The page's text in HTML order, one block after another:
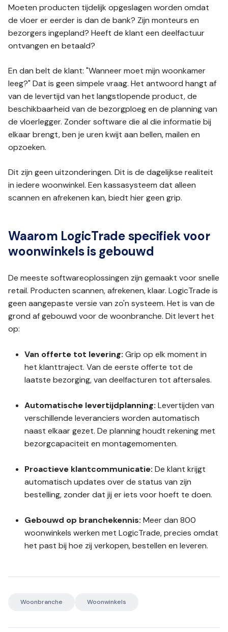
Moeten producten tijdelijk opgeslagen worden omdat
de vloer er eerder is dan de bank? Zijn monteurs en
bezorgers ingepland? Heeft de klant een deelfactuur
ontvangen en betaald?
En dan belt de klant: "Wanneer moet mijn woonkamer
leeg?" Dat is geen simpele vraag. Het antwoord hangt af
van de levertijd van het langstlopende product, de
beschikbaarheid van de bezorgploeg en de planning van
de vloerlegger. Zonder software die al die informatie bij
elkaar brengt, ben je uren kwijt aan bellen, mailen en
opzoeken.
Dit zijn geen uitzonderingen. Dit is de dagelijkse realiteit
in iedere woonwinkel. Een kassasysteem dat alleen
scannen en afrekenen kan, biedt hier geen grip.
Waarom LogicTrade specifiek voor
woonwinkels is gebouwd
De meeste softwareoplossingen zijn gemaakt voor snelle
retail. Producten scannen, afrekenen, klaar. LogicTrade is
geen aangepaste versie van zo'n systeem. Het is van de
grond af gebouwd voor de woonbranche. Dit levert het
op:
Van offerte tot levering: Grip op elk moment in
het klanttraject. Van de eerste offerte tot de
laatste bezorging, van deelfacturen tot aftersales.
Automatische levertijdplanning: Levertijden van
verschillende leveranciers worden automatisch
naast elkaar gezet. De planning houdt rekening met
bezorgcapaciteit en montagemomenten.
Proactieve klantcommunicatie: De klant krijgt
automatisch updates over de status van zijn
bestelling, zonder dat jij er iets voor hoeft te doen.
Gebouwd op branchekennis: Meer dan 800
woonwinkels werken met LogicTrade, precies omdat
het past bij hoe zij verkopen, bestellen en leveren.
Woonbranche Woonwinkels